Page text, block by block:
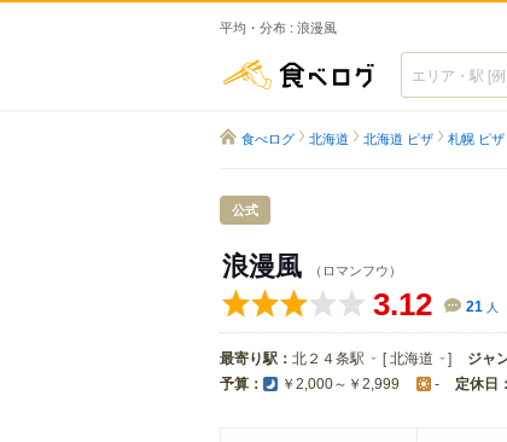
平均・分布 : 浪漫風
食べログ
食べログ 北海道 北海道 ピザ 札幌 ピザ
公式
浪漫風 （ロマンフウ）
3.12 21 人
最寄り駅： 北２４条駅 [北海道 ] ジャ
予算： ￥2,000～￥2,999 - 定休日：